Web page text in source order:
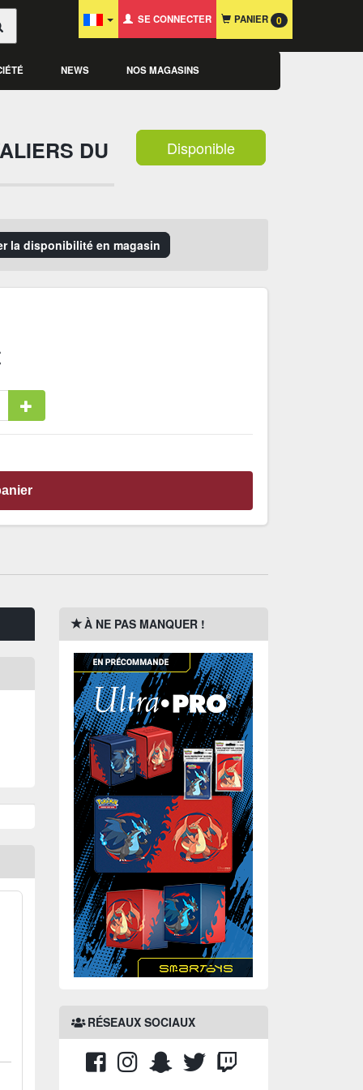
SE CONNECTER PANIER 0
NEWS NOS MAGASINS
DU Disponible
la disponibilité en magasin
À NE PAS MANQUER !
RÉSEAUX SOCIAUX